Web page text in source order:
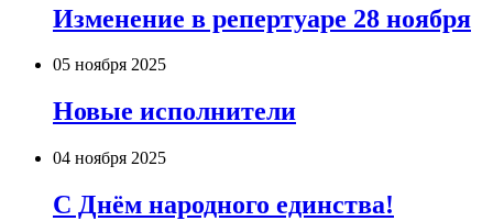
Изменение в репертуаре 28 ноября
05 ноября 2025
Новые исполнители
04 ноября 2025
С Днём народного единства!